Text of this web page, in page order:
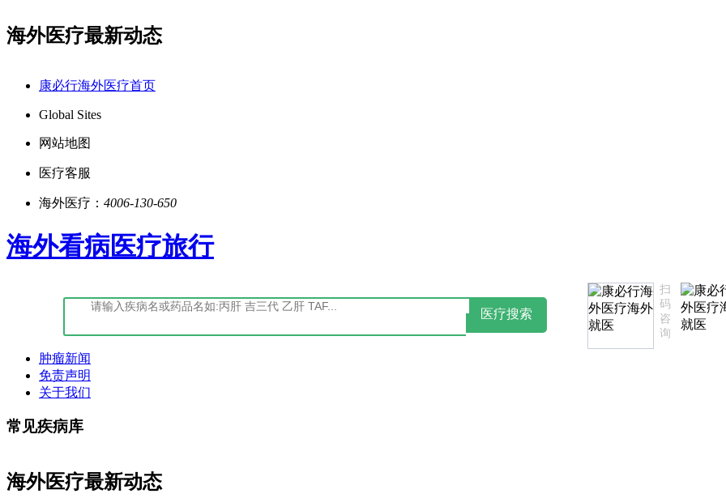
海外医疗最新动态
康必行海外医疗首页
Global Sites
网站地图
医疗客服
海外医疗： 4006-130-650
海外看病医疗旅行
医疗搜索
扫
码
咨
询
肿瘤新闻
免责声明
关于我们
常见疾病库
海外医疗最新动态